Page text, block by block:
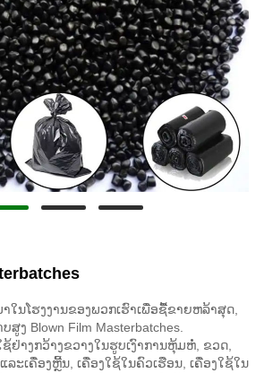
ໃນໂຮງງານຂອງພວກເຮົາເພື່ອຊື້ຂາຍຫລ້າສຸດ,
ງ Blown Film Masterbatches.
ຊ້ຢ່າງກວ້າງຂວາງໃນຮູບເງົາການຫຸ້ມຫໍ່, ຂວດ,
ລະເຄື່ອງຫຼີ້ນ, ເຄື່ອງໃຊ້ໃນຄົວເຮືອນ, ເຄື່ອງໃຊ້ໃນ